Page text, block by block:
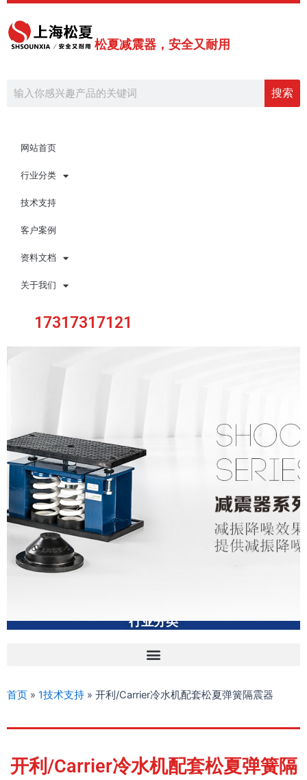
跳
内
松夏减震器，安全又耐用
搜索
网站首页
行业分类
技术支持
客户案例
资料文档
关于我们
17317317121
行业分类
首页 » 1技术支持 » 开利/Carrier冷水机配套松夏弹簧隔震器
开利/Carrier冷水机配套松夏弹簧隔